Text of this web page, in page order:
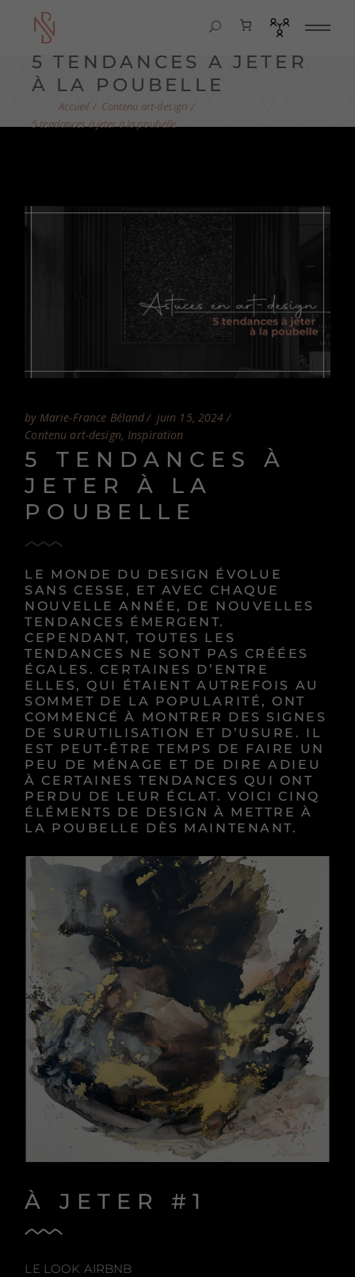
5 TENDANCES À JETER
À LA POUBELLE
Contenu art-design
5 tendances à jeter à la poubelle
by Marie-France Béland
juin 15, 2024
Contenu art-design Inspiration
5 TENDANCES À
JETER À LA
POUBELLE
LE MONDE DU DESIGN ÉVOLUE
SANS CESSE, ET AVEC CHAQUE
NOUVELLE ANNÉE, DE NOUVELLES
TENDANCES ÉMERGENT.
CEPENDANT, TOUTES LES
TENDANCES NE SONT PAS CRÉÉES
ÉGALES. CERTAINES D’ENTRE
ELLES, QUI ÉTAIENT AUTREFOIS AU
SOMMET DE LA POPULARITÉ, ONT
COMMENCÉ À MONTRER DES SIGNES
DE SURUTILISATION ET D’USURE. IL
EST PEUT-ÊTRE TEMPS DE FAIRE UN
PEU DE MÉNAGE ET DE DIRE ADIEU
À CERTAINES TENDANCES QUI ONT
PERDU DE LEUR ÉCLAT. VOICI CINQ
ÉLÉMENTS DE DESIGN À METTRE À
LA POUBELLE DÈS MAINTENANT.
À JETER #1
LE LOOK AIRBNB